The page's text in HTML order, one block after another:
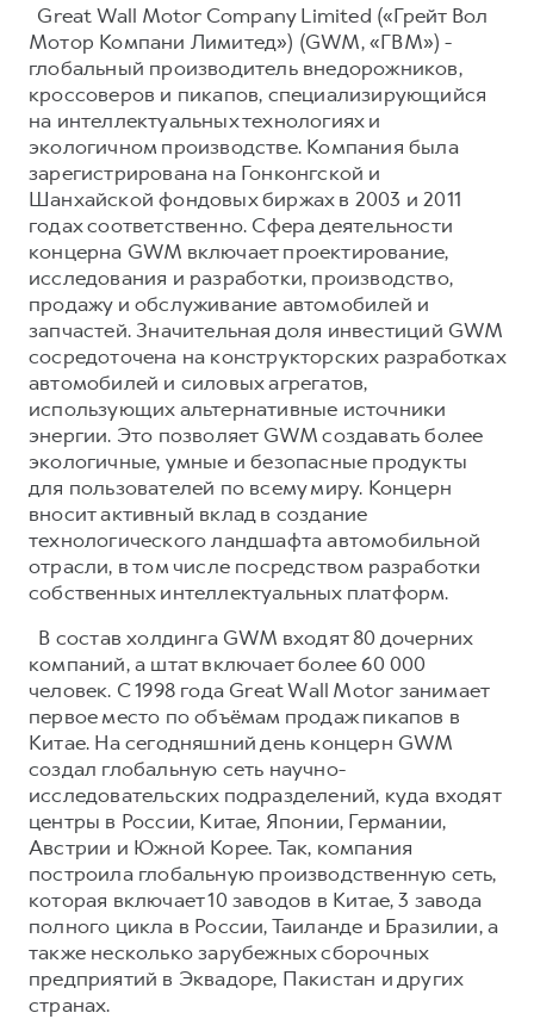
Great Wall Motor Company Limited («Грейт Вол
Мотор Компани Лимитед») (GWM, «ГВМ») -
глобальный производитель внедорожников,
кроссоверов и пикапов, специализирующийся
на интеллектуальных технологиях и
экологичном производстве. Компания была
зарегистрирована на Гонконгской и
Шанхайской фондовых биржах в 2003 и 2011
годах соответственно. Сфера деятельности
концерна GWM включает проектирование,
исследования и разработки, производство,
продажу и обслуживание автомобилей и
запчастей. Значительная доля инвестиций GWM
сосредоточена на конструкторских разработках
автомобилей и силовых агрегатов,
использующих альтернативные источники
энергии. Это позволяет GWM создавать более
экологичные, умные и безопасные продукты
для пользователей по всему миру. Концерн
вносит активный вклад в создание
технологического ландшафта автомобильной
отрасли, в том числе посредством разработки
собственных интеллектуальных платформ.
В состав холдинга GWM входят 80 дочерних
компаний, а штат включает более 60 000
человек. С 1998 года Great Wall Motor занимает
первое место по объёмам продаж пикапов в
Китае. На сегодняшний день концерн GWM
создал глобальную сеть научно-
исследовательских подразделений, куда входят
центры в России, Китае, Японии, Германии,
Австрии и Южной Корее. Так, компания
построила глобальную производственную сеть,
которая включает 10 заводов в Китае, 3 завода
полного цикла в России, Таиланде и Бразилии, а
также несколько зарубежных сборочных
предприятий в Эквадоре, Пакистан и других
странах.